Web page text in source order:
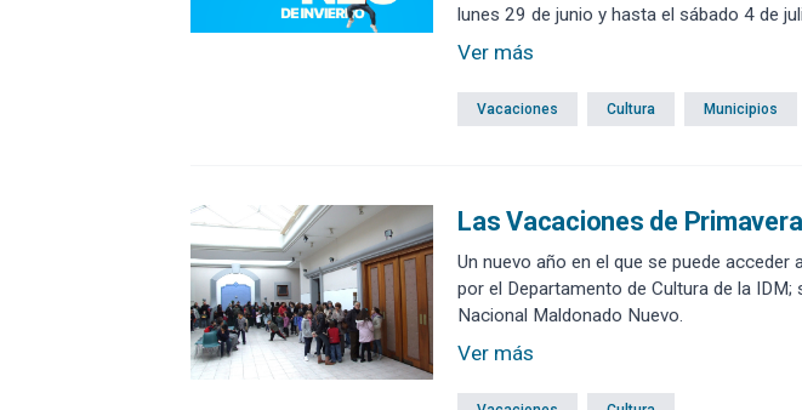
lunes 29 de junio y hasta el sábado 4 de
Ver más
Vacaciones Cultura Municipios
Las Vacaciones de
Un nuevo año en el que se puede
por el Departamento de Cultura de la
Nacional Maldonado Nuevo.
Ver más